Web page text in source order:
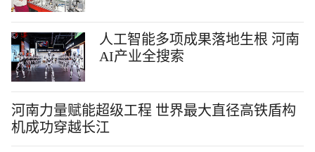
人工智能多项成果落地生根 河南
AI产业全搜索
河南力量赋能超级工程 世界最大直径高铁盾构
机成功穿越长江